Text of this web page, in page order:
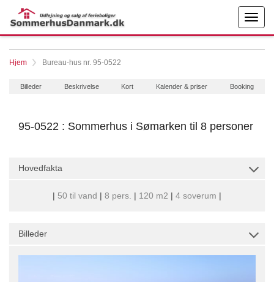
Hjem Bureau-hus nr. 95-0522
Billeder Beskrivelse Kort Kalender & priser Booking
95-0522 : Sommerhus i Sømarken til 8 personer
Hovedfakta
| 50 til vand | 8 pers. | 120 m2 | 4 soverum |
Billeder